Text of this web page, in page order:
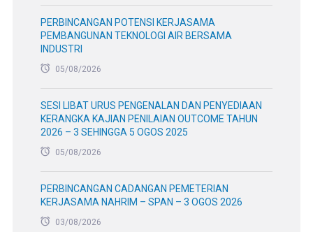
PERBINCANGAN POTENSI KERJASAMA
PEMBANGUNAN TEKNOLOGI AIR BERSAMA
INDUSTRI
05/08/2026
SESI LIBAT URUS PENGENALAN DAN PENYEDIAAN
KERANGKA KAJIAN PENILAIAN OUTCOME TAHUN
2026 – 3 SEHINGGA 5 OGOS 2025
05/08/2026
PERBINCANGAN CADANGAN PEMETERIAN
KERJASAMA NAHRIM – SPAN – 3 OGOS 2026
03/08/2026